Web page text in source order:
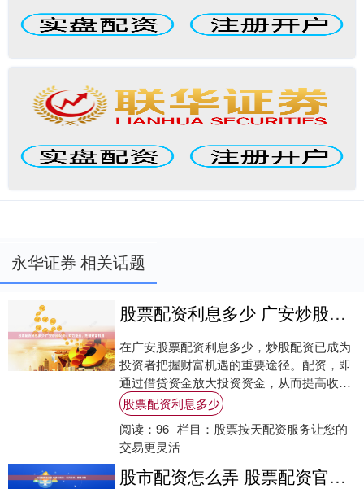
永华证券 相关话题
股票配资利息多少 广安炒股配资：助力投资，把握财富机遇
在广安股票配资利息多少，炒股配资已成为
投资者把握财富机遇的重要途径。配资，即
通过借贷资金放大投资资金，从而提高收益
率。 * **高杠杆放大收益：**配资可提供
高....
股票配资利息多少
阅读： 96 栏目： 股票按天配资服务让您的
交易更灵活
股市配资怎么弄 股票配资官：助力投资，稳健增值